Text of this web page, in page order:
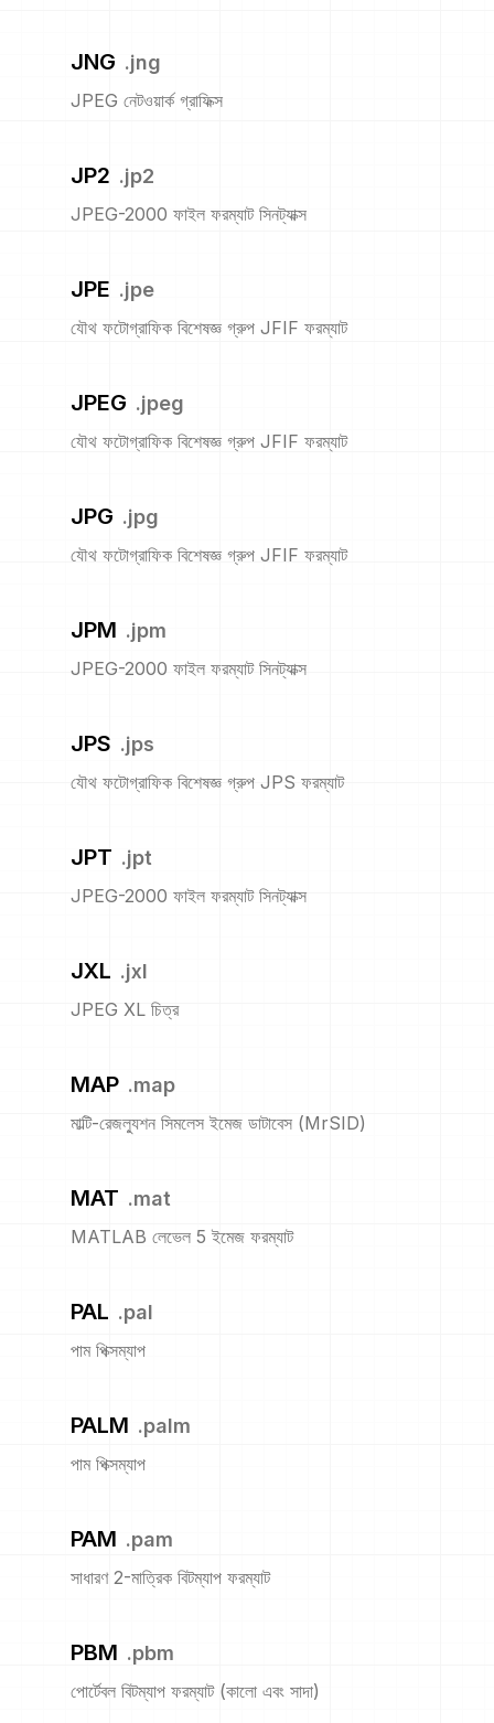
JNG .jng
JPEG নেটওয়ার্ক গ্রাফিক্স
JP2 .jp2
JPEG-2000 ফাইল ফরম্যাট সিনট্যাক্স
JPE .jpe
যৌথ ফটোগ্রাফিক বিশেষজ্ঞ গ্রুপ JFIF ফরম্যাট
JPEG .jpeg
যৌথ ফটোগ্রাফিক বিশেষজ্ঞ গ্রুপ JFIF ফরম্যাট
JPG .jpg
যৌথ ফটোগ্রাফিক বিশেষজ্ঞ গ্রুপ JFIF ফরম্যাট
JPM .jpm
JPEG-2000 ফাইল ফরম্যাট সিনট্যাক্স
JPS .jps
যৌথ ফটোগ্রাফিক বিশেষজ্ঞ গ্রুপ JPS ফরম্যাট
JPT .jpt
JPEG-2000 ফাইল ফরম্যাট সিনট্যাক্স
JXL .jxl
JPEG XL চিত্র
MAP .map
মাল্টি-রেজল্যুশন সিমলেস ইমেজ ডাটাবেস (MrSID)
MAT .mat
MATLAB লেভেল 5 ইমেজ ফরম্যাট
PAL .pal
পাম পিক্সম্যাপ
PALM .palm
পাম পিক্সম্যাপ
PAM .pam
সাধারণ 2-মাত্রিক বিটম্যাপ ফরম্যাট
PBM .pbm
পোর্টেবল বিটম্যাপ ফরম্যাট (কালো এবং সাদা)